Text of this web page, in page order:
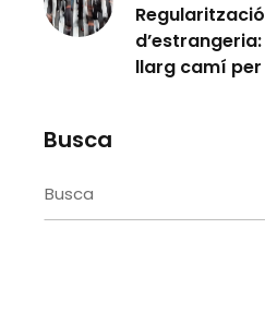
llarg camí
Busca
Search
for: